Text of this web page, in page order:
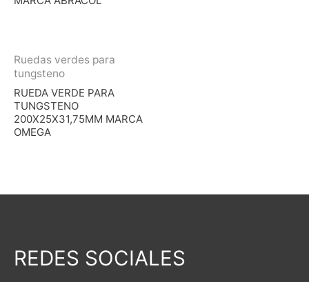
Ruedas verdes para
tungsteno
RUEDA VERDE PARA
TUNGSTENO
200X25X31,75MM MARCA
OMEGA
REDES SOCIALES